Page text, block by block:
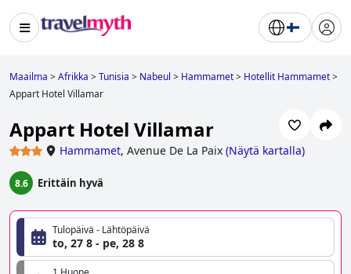
Maailma >Afrikka >Tunisia > Nabeul > Hammamet> Hotellit Hammamet>
Appart Hotel Villamar
Appart Hotel Villamar
Hammamet, Avenue De La Paix (Näytä kartalla)
8.6 Erittäin hyvä
Tulopäivä - Lähtöpäivä
to, 27 8 - pe, 28 8